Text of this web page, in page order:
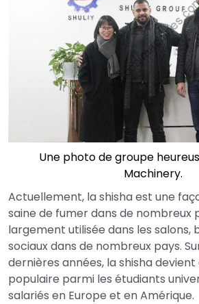
Une photo de groupe
Machinery.
Actuellement, la shisha est une
saine de fumer dans de nombreux
largement utilisée dans les salons,
sociaux dans de nombreux pays.
dernières années, la shisha devient
populaire parmi les étudiants
salariés en Europe et en Amérique.